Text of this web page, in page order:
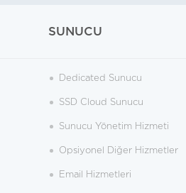
SUNUCU
Dedicated Sunucu
SSD Cloud Sunucu
Sunucu Yönetim Hizmeti
Opsiyonel Diğer Hizmetler
Email Hizmetleri